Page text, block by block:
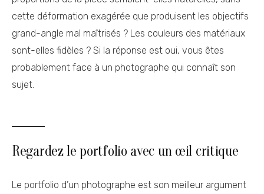
cette déformation exagérée que produisent les objectifs
grand-angle mal maîtrisés ? Les couleurs des matériaux
sont-elles fidèles ? Si la réponse est oui, vous êtes
probablement face à un photographe qui connaît son
sujet.
Regardez le portfolio avec un œil critique
Le portfolio d’un photographe est son meilleur argument